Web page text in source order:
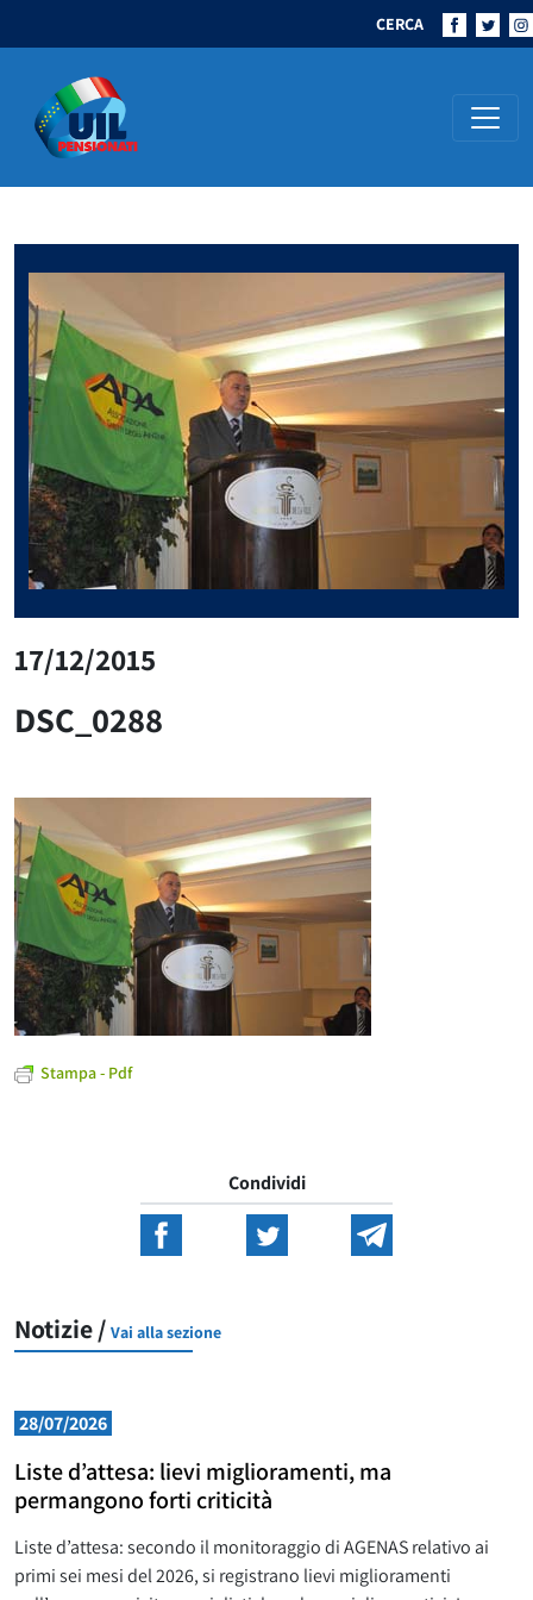
CERCA
Navigazione principale
17/12/2015
DSC_0288
Stampa - Pdf
Condividi
Notizie / Vai alla sezione
28/07/2026
Liste d’attesa: lievi miglioramenti, ma
permangono forti criticità
Liste d’attesa: secondo il monitoraggio di AGENAS relativo ai
primi sei mesi del 2026, si registrano lievi miglioramenti